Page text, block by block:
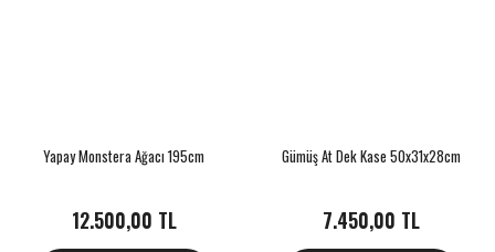
Yapay Monstera Ağacı 195cm
12.500,00 TL
Gümüş At Dek Kase 50x31x28cm
7.450,00 TL